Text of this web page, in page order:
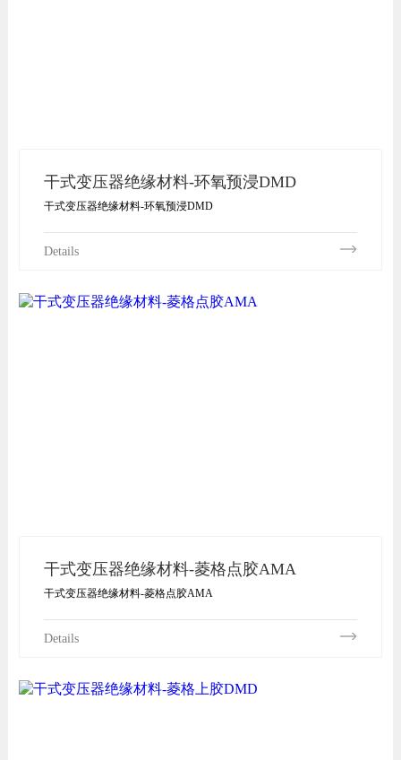
干式变压器绝缘材料-环氧预浸DMD
干式变压器绝缘材料-环氧预浸DMD
Details
干式变压器绝缘材料-菱格点胶AMA
干式变压器绝缘材料-菱格点胶AMA
Details